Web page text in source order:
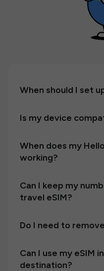
When should I set
Is my device
When does my
working?
Can I keep my
travel eSIM?
Do I need to
Can I use my eSIM
destination?